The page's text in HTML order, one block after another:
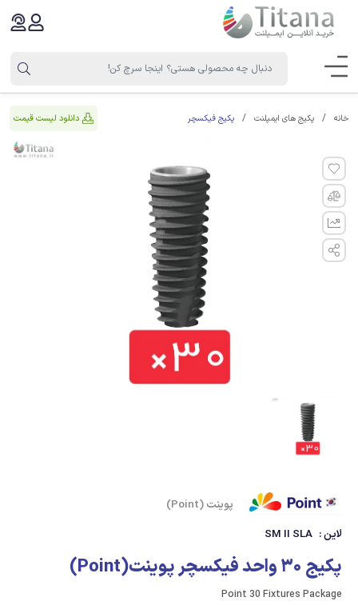
خانه پکیج های ایمپلنت پکیج فیکسچر دانلود لیست قیمت
پوینت (Point)
لاین : SM II SLA
پکیج 30 واحد فیکسچر پوینت(Point)
Point 30 Fixtures Package